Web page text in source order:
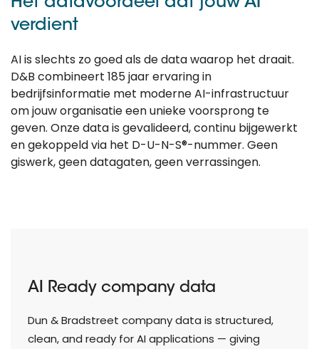
verdient
AI is slechts zo goed als de data waarop het draait.
D&B combineert 185 jaar ervaring in
bedrijfsinformatie met moderne AI-infrastructuur
om jouw organisatie een unieke voorsprong te
geven. Onze data is gevalideerd, continu bijgewerkt
en gekoppeld via het D-U-N-S®-nummer. Geen
giswerk, geen datagaten, geen verrassingen.
AI Ready company data
Dun & Bradstreet company data is structured,
clean, and ready for AI applications — giving